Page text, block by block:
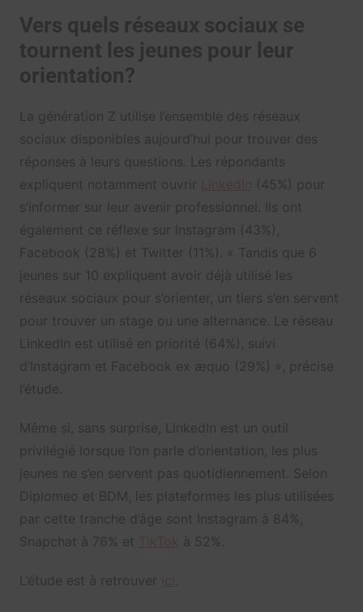
Vers quels réseaux sociaux se
tournent les jeunes pour leur
orientation?
La génération Z utilise l’ensemble des réseaux
sociaux disponibles aujourd’hui pour trouver des
réponses à leurs questions. Les répondants
expliquent notamment ouvrir
(45%) pour
s’informer sur leur avenir professionnel. Ils ont
également ce réflexe sur Instagram (43%),
Facebook (28%) et Twitter (11%). « Tandis que 6
jeunes sur 10 expliquent avoir déjà utilisé les
réseaux sociaux pour s’orienter, un tiers s’en servent
pour trouver un stage ou une alternance. Le réseau
LinkedIn est utilisé en priorité (64%), suivi
d’Instagram et Facebook ex æquo (29%) », précise
l’étude.
Même si, sans surprise, LinkedIn est un outil
privilégié lorsque l’on parle d’orientation, les plus
jeunes ne s’en servent pas quotidiennement. Selon
Diplomeo et BDM, les plateformes les plus utilisées
par cette tranche d’âge sont Instagram à 84%,
Snapchat à 76% et
à 52%.
L’étude est à retrouver